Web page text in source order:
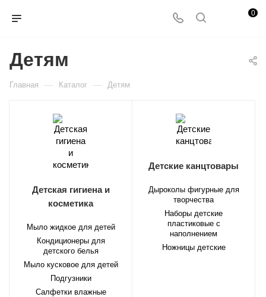
0
Детям
Главная — Каталог — Детям
Детская гигиена и
косметика
Мыло жидкое для детей
Кондиционеры для
детского белья
Мыло кусковое для детей
Подгузники
Салфетки влажные
Детские канцтовары
Дыроколы фигурные для
творчества
Наборы детские
пластиковые с
наполнением
Ножницы детские